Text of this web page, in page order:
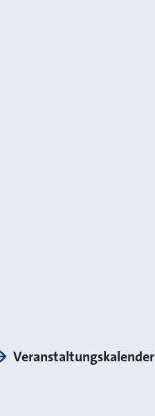
Veranstaltungskalender